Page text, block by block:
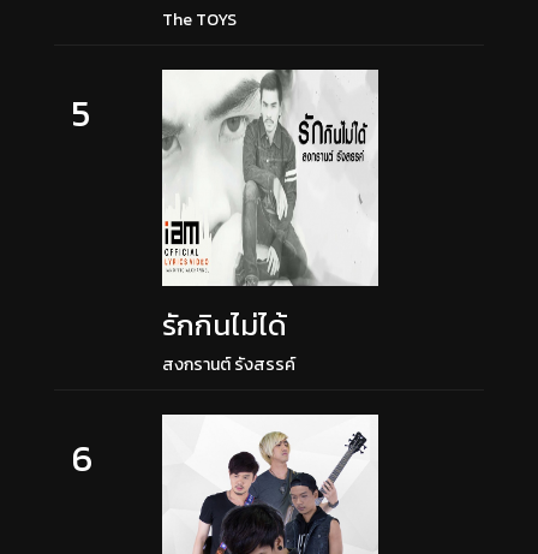
The TOYS
5
รักกินไม่ได้
สงกรานต์ รังสรรค์
6